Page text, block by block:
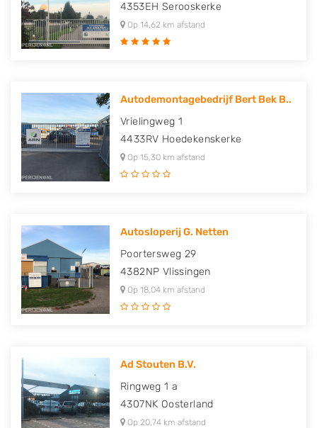
4353EH Serooskerke
Op 14,62 km afstand
Autodemontagebedrijf Bert Bek B..
Vrielingweg 1
4433RV Hoedekenskerke
Op 15,30 km afstand
Autosloperij G. Netten
Poortersweg 29
4382NP Vlissingen
Op 18,04 km afstand
Ad Stouten B.V.
Ringweg 1 a
4307NK Oosterland
Op 20,74 km afstand